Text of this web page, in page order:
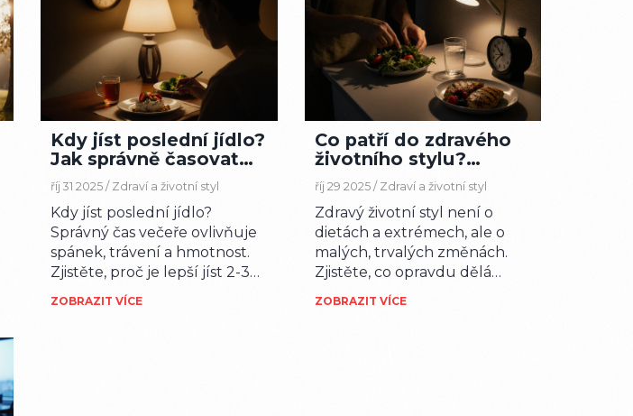
Kdy jíst poslední jídlo?
Jak správně časovat
večerní jídlo pro lepší
spánek a zdraví
říj 31 2025 / Zdraví a životní styl
Kdy jíst poslední jídlo?
Správný čas večeře ovlivňuje
spánek, trávení a hmotnost.
Zjistěte, proč je lepší jíst 2-3
hodiny před spaním a jak
ZOBRAZIT VÍCE
Co patří do zdravého
životního stylu?
Praktický návod pro
každodenní život
říj 29 2025 / Zdraví a životní styl
Zdravý životní styl není o
dietách a extrémech, ale o
malých, trvalých změnách.
Zjistěte, co opravdu dělá
rozdíl: jídlo, pohyb, spánek,
ZOBRAZIT VÍCE